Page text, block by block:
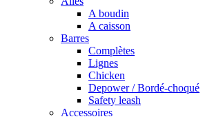
A boudin
A caisson
Barres
Complètes
Lignes
Chicken
Depower / Bordé-choqué
Safety leash
Accessoires